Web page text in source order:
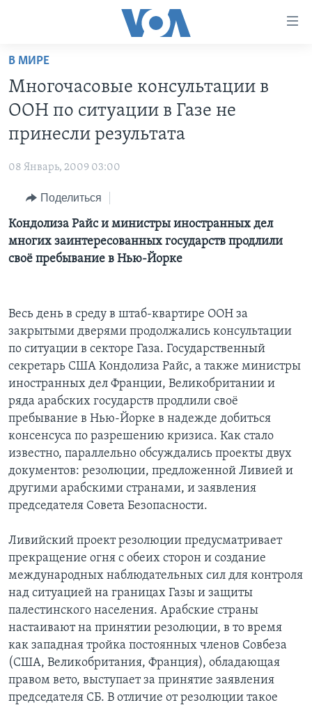
Перейти
основной
контент
основной
навигации
Перейти
поиск
ИТОГИ
ПОЧЕМУ ЭТО ВАЖНО?
ДИСКУССИЯ VOA
ДЕТАЛИ
НАША АМЕРИКАНСКАЯ ИСТОРИЯ
А КАК В АМЕРИКЕ?
АРТЕФАКТЫ
АМЕРИКАНСКИЕ ГОРОДКИ
ИНТЕРВЬЮ
ФАКТЫ ПРОТИВ ФЕЙКОВ
ЗА СВОБОДУ ПРЕССЫ
УЧИМ АНГЛИЙСКИЙ
Learning English
СОЦИАЛЬНЫЕ СЕТИ
Языки
В МИРЕ
Многочасовые консультации в
ООН по ситуации в Газе не
принесли результата
08 Январь, 2009 03:00
Поделиться
Кондолиза Райс и министры иностранных дел
многих заинтересованных государств продлили
своё пребывание в Нью-Йорке
Весь день в среду в штаб-квартире ООН за
закрытыми дверями продолжались консультации
по ситуации в секторе Газа. Государственный
секретарь США Кондолиза Райс, а также министры
иностранных дел Франции, Великобритании и
ряда арабских государств продлили своё
пребывание в Нью-Йорке в надежде добиться
консенсуса по разрешению кризиса. Как стало
известно, параллельно обсуждались проекты двух
документов: резолюции, предложенной Ливией и
другими арабскими странами, и заявления
председателя Совета Безопасности.
Ливийский проект резолюции предусматривает
прекращение огня с обеих сторон и создание
международных наблюдательных сил для контроля
над ситуацией на границах Газы и защиты
палестинского населения. Арабские страны
настаивают на принятии резолюции, в то время
как западная тройка постоянных членов Совбеза
(США, Великобритания, Франция), обладающая
правом вето, выступает за принятие заявления
председателя СБ. В отличие от резолюции такое